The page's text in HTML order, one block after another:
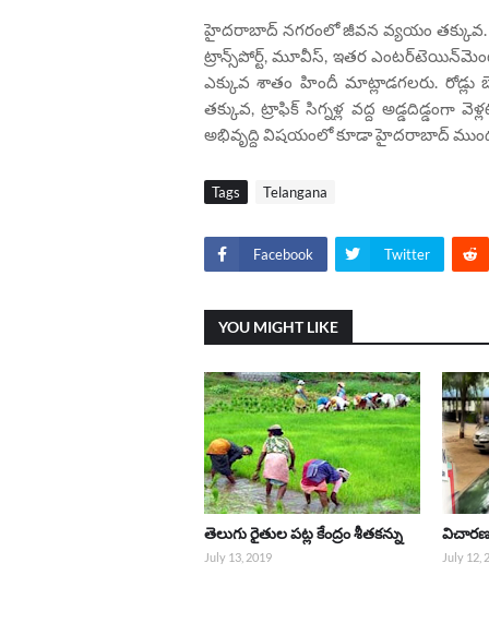
హైదరాబాద్ నగరంలో జీవన వ్యయం తక్కువ.
ట్రాన్స్‌పోర్ట్, మూవీస్, ఇతర
ఎక్కువ శాతం హిందీ మాట్లాడగలరు. రోడ్లు
తక్కువ, ట్రాఫిక్ సిగ్నళ్ల వద్ద
అభివృద్ధి విషయంలో కూడా హైదరాబాద్
Tags Telangana
Facebook Twitter
YOU MIGHT LIKE
తెలుగు రైతుల పట్ల కేంద్రం శీతకన్ను
July 13, 2019 July 12,